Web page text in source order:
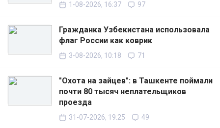
1-08-2026, 16:37 97
Гражданка Узбекистана использовала
флаг России как коврик
3-08-2026, 10:18 71
"Охота на зайцев": в Ташкенте поймали
почти 80 тысяч неплательщиков
проезда
31-07-2026, 19:25 49